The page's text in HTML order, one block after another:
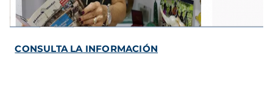
CONSULTA LA INFORMACIÓN